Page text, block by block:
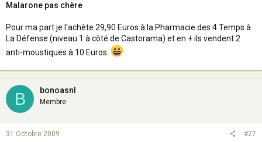
Malarone pas chère
Pour ma part je l'achète 29,90 Euros à la Pharmacie des 4 Temps à
La Défense (niveau 1 à côté de Castorama) et en + ils vendent 2
anti-moustiques à 10 Euros.
B bonoasnl
Membre
31 Octobre 2009 #27